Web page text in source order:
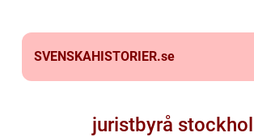
SVENSKAHISTORIER.se
juristbyrå